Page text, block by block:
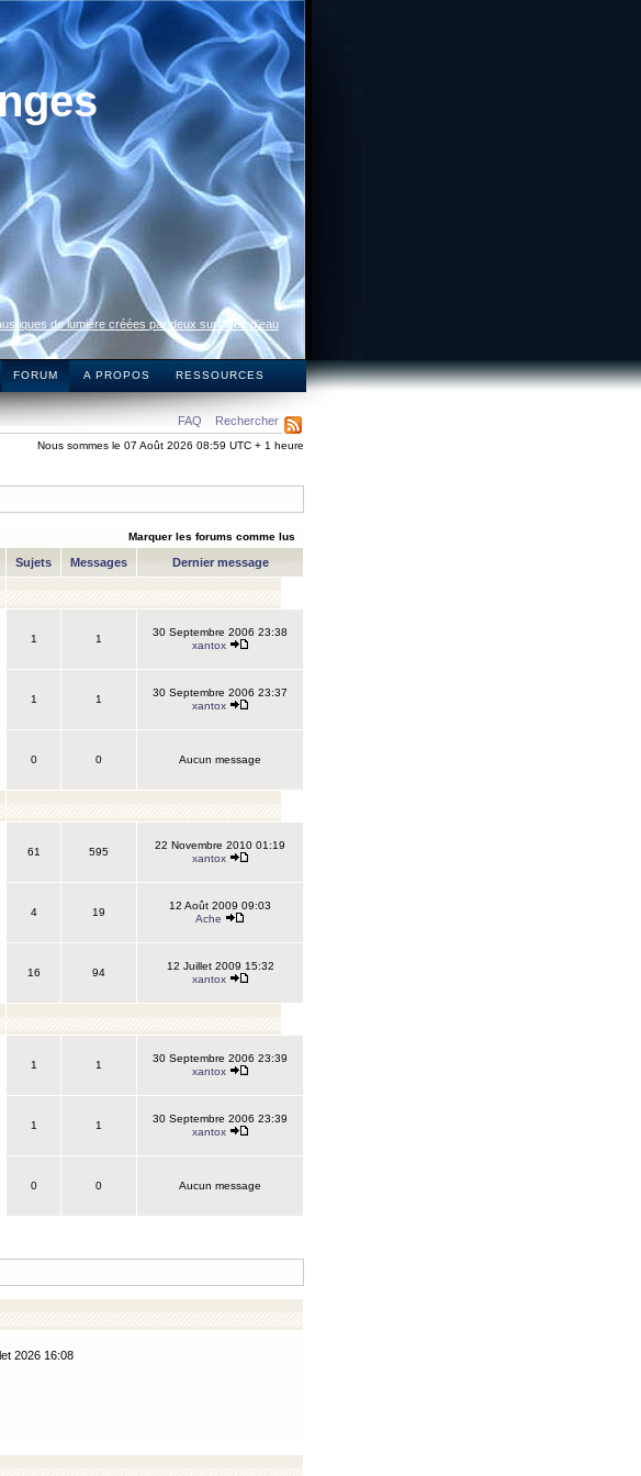
de lumière créées par deux surfaces d’eau
FORUM A PROPOS RESSOURCES
FAQ Rechercher
Nous sommes le 07 Août 2026 08:59 UTC + 1 heure
Marquer les forums comme lus
Sujets Messages Dernier message
1 1
30 Septembre 2006 23:38
xantox
1 1
30 Septembre 2006 23:37
xantox
0 0 Aucun message
61 595
22 Novembre 2010 01:19
xantox
4 19
12 Août 2009 09:03
Ache
16 94
12 Juillet 2009 15:32
xantox
1 1
30 Septembre 2006 23:39
xantox
1 1
30 Septembre 2006 23:39
xantox
0 0 Aucun message
2026 16:08